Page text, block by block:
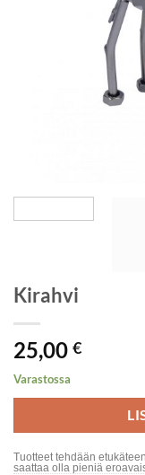
Kirahvi
25,00 €
Varastossa
Tuotteet tehdään
saattaa olla pieniä